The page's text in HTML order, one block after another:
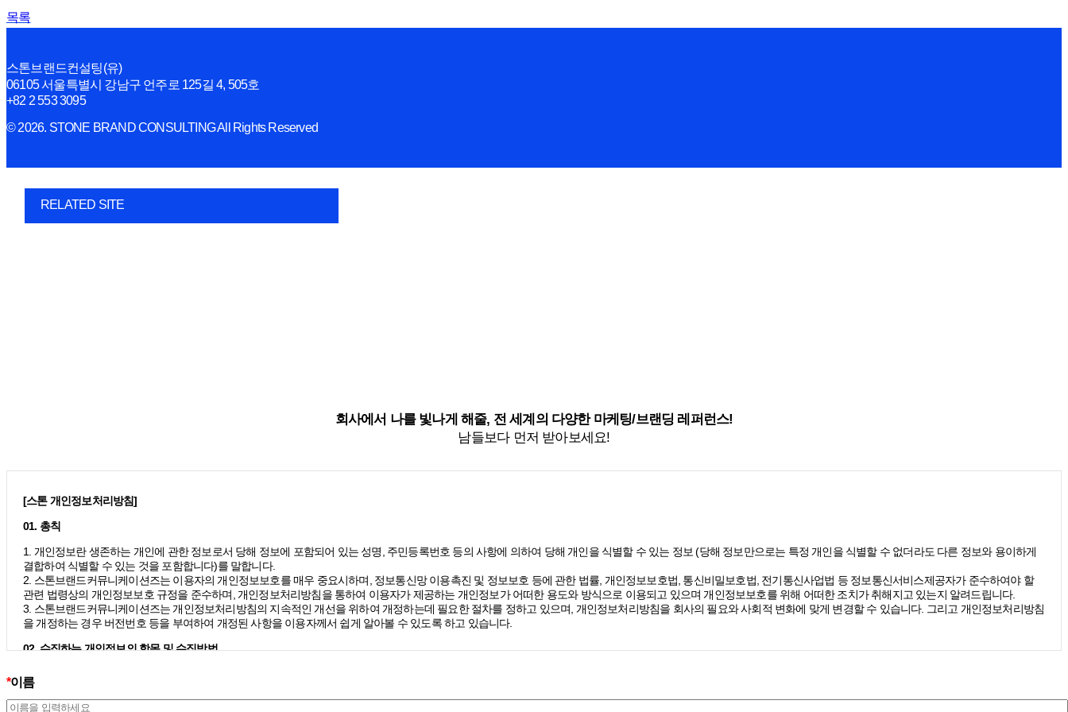
목록
스톤브랜드컨설팅(유)
06105 서울특별시 강남구 언주로 125길 4, 505호
+82 2 553 3095
© 2026. STONE BRAND CONSULTING All Rights Reserved
RELATED SITE
회사에서 나를 빛나게 해줄, 전 세계의 다양한 마케팅/브랜딩 레퍼런스!
남들보다 먼저 받아보세요!
[스톤 개인정보처리방침]
01. 총칙
1. 개인정보란 생존하는 개인에 관한 정보로서 당해 정보에 포함되어 있는 성명, 주민등록번호 등의 사항에 의하여 당해 개인을 식별할 수 있는 정보 (당해 정보만으로는 특정 개인을 식별할 수 없더라도 다른 정보와 용이하게
결합하여 식별할 수 있는 것을 포함합니다)를 말합니다.
2. 스톤브랜드커뮤니케이션즈는 이용자의 개인정보보호를 매우 중요시하며, 정보통신망 이용촉진 및 정보보호 등에 관한 법률, 개인정보보호법, 통신비밀보호법, 전기통신사업법 등 정보통신서비스제공자가 준수하여야 할
관련 법령상의 개인정보보호 규정을 준수하며, 개인정보처리방침을 통하여 이용자가 제공하는 개인정보가 어떠한 용도와 방식으로 이용되고 있으며 개인정보보호를 위해 어떠한 조치가 취해지고 있는지 알려드립니다.
3. 스톤브랜드커뮤니케이션즈는 개인정보처리방침의 지속적인 개선을 위하여 개정하는데 필요한 절차를 정하고 있으며, 개인정보처리방침을 회사의 필요와 사회적 변화에 맞게 변경할 수 있습니다. 그리고 개인정보처리방침
을 개정하는 경우 버전번호 등을 부여하여 개정된 사항을 이용자께서 쉽게 알아볼 수 있도록 하고 있습니다.
02. 수집하는 개인정보의 항목 및 수집방법
모든 이용자는 스톤브랜드커뮤니케이션즈가 제공하는 서비스를 이용할 수 있고, 구독 신청을 통해 스톤브랜드커뮤니케이션즈의 다양한 서비스를 제공받을 수 있습니다. 그리고 이때 스톤브랜드커뮤니케이션즈는 다음의 원
칙 하에 이용자의 개인정보를 수집하고 있습니다.
1. 스톤브랜드커뮤니케이션즈는 서비스 제공에 필요한 최소한의 개인정보를 수집하고 있습니다.
*이름